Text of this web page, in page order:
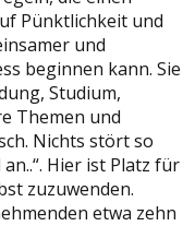
Pünktlichkeit und
und
beginnen kann. Sie
Studium,
Themen und
Nichts stört so
Hier ist Platz für
zuzuwenden.
etwa zehn